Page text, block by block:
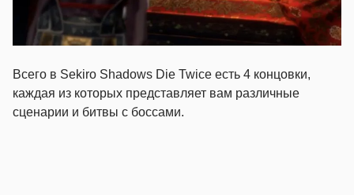
Всего в Sekiro Shadows Die Twice есть 4 концовки,
каждая из которых представляет вам различные
сценарии и битвы с боссами.